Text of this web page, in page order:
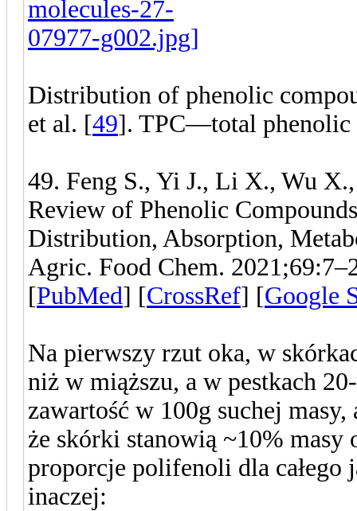
Distribution of phenolic
et al. [49]. TPC—total
49. Feng S., Yi J., Li X., Wu
Review of Phenolic
Distribution, Absorption,
Agric. Food Chem.
[PubMed] [CrossRef] [Google
Na pierwszy rzut oka, w
niż w miąższu, a w pestkach
zawartość w 100g suchej
że skórki stanowią ~10%
proporcje polifenoli dla całego
inaczej: